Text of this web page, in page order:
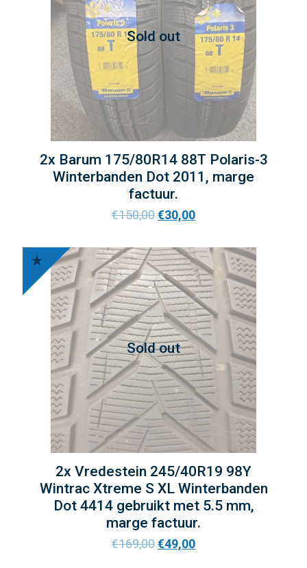
Sold out
2x Barum 175/80R14 88T Polaris-3
Winterbanden Dot 2011, marge
factuur.
€150,00€30,00
Sold out
2x Vredestein 245/40R19 98Y
Wintrac Xtreme S XL Winterbanden
Dot 4414 gebruikt met 5.5 mm,
marge factuur.
€169,00€49,00